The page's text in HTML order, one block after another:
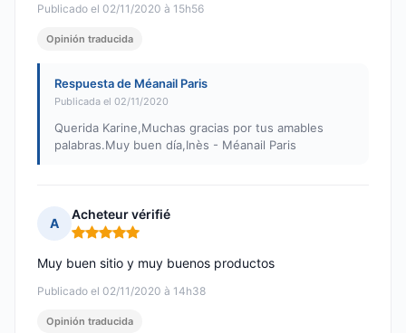
Publicado el 02/11/2020 à 15h56
Opinión traducida
Respuesta de Méanail Paris
Publicada el 02/11/2020
Querida Karine,Muchas gracias por tus amables
palabras.Muy buen día,Inès - Méanail Paris
A
Acheteur vérifié
Nota: 5 de 5
Publicado el 02/11/2020 à 14h38
Muy buen sitio y muy buenos productos
Opinión traducida